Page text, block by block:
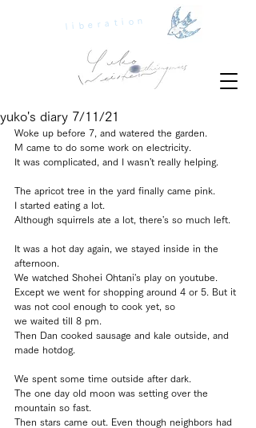
liberation
yuko's diary 7/11/21
Woke up before 7, and watered the garden.
M came to do some work on electricity.
It was complicated, and I wasn't really helping.
The apricot tree in the yard finally came pink.
I started eating a lot.
Although squirrels ate a lot, there's so much left.
It was a hot day again, we stayed inside in the
afternoon.
We watched Shohei Ohtani's play on youtube.
Except we went for shopping around 4 or 5. But it
was not cool enough to cook yet, so
we waited till 8 pm.
Then Dan cooked sausage and kale outside, and
made hotdog.
We spent some time outside after dark.
The one day old moon was setting over the
mountain so fast.
Then stars came out. Even though neighbors had